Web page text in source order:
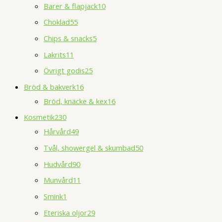
Barer & flapjack10
Choklad55
Chips & snacks5
Lakrits11
Övrigt godis25
Bröd & bakverk16
Bröd, knäcke & kex16
Kosmetik230
Hårvård49
Tvål, showergel & skumbad50
Hudvård90
Munvård11
Smink1
Eteriska oljor29